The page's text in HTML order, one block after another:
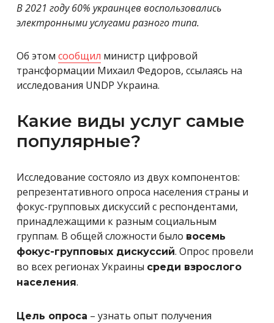
В 2021 году 60% украинцев воспользовались
электронными услугами разного типа.
Об этом сообщил министр цифровой
трансформации Михаил Федоров, ссылаясь на
исследования UNDP Украина.
Какие виды услуг самые
популярные?
Исследование состояло из двух компонентов:
репрезентативного опроса населения страны и
фокус-групповых дискуссий с респондентами,
принадлежащими к разным социальным
группам. В общей сложности было восемь
фокус-групповых дискуссий. Опрос провели
во всех регионах Украины среди взрослого
населения.
Цель опроса – узнать опыт получения